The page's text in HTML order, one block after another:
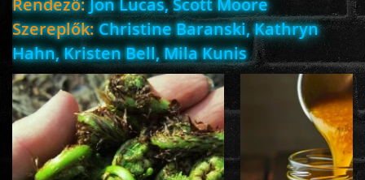
www.onlinefilmvilag2.eu,Copyright © 2017-2026 Az oldal nem tárol
semmilyen jogsértő tartalmat. Minden adat külső forrásból származik |
Frissítve: 2026.07.27
Szereplők:Christine Baranski, Kathryn
Hahn, Kristen Bell, Mila Kunis